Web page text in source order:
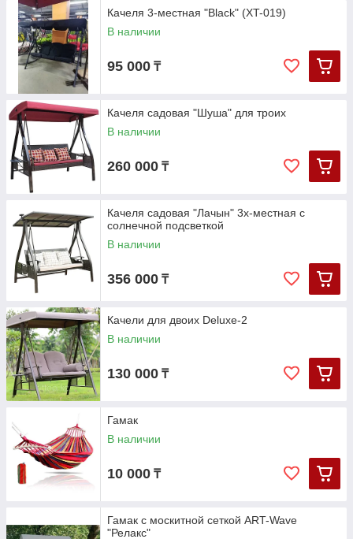
Качеля 3-местная "Black" (XT-019)
В наличии
95 000 ₸
Качеля садовая "Шуша" для троих
В наличии
260 000 ₸
Качеля садовая "Лачын" 3х-местная с
солнечной подсветкой
В наличии
356 000 ₸
Качели для двоих Deluxe-2
В наличии
130 000 ₸
Гамак
В наличии
10 000 ₸
Гамак с москитной сеткой ART-Wave
"Релакс"